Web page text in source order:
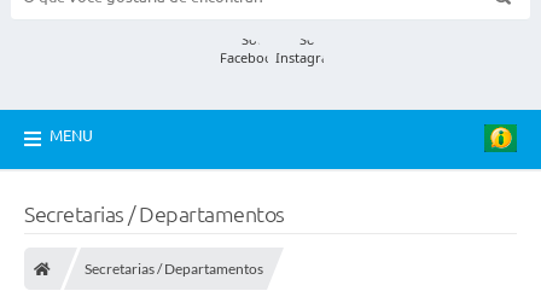
MENU
Secretarias / Departamentos
Secretarias / Departamentos